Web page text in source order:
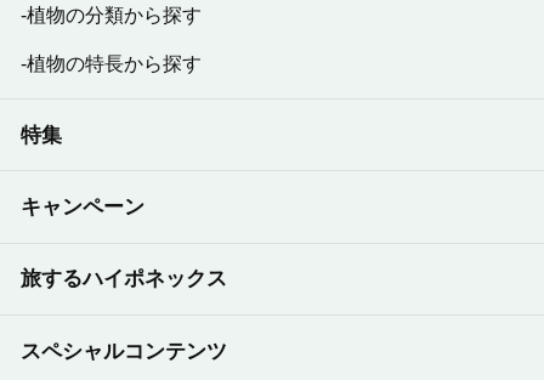
植物の分類から探す
植物の特長から探す
特集
キャンペーン
旅するハイポネックス
スペシャルコンテンツ